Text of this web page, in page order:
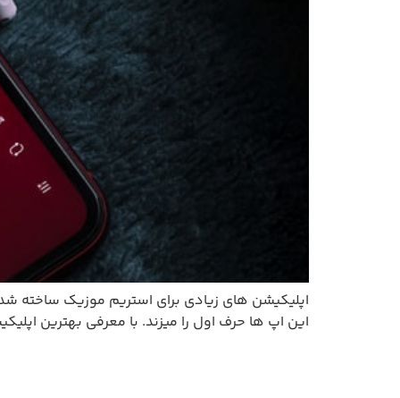
این اپ ها حرف اول را میزند. با معرفی بهترین